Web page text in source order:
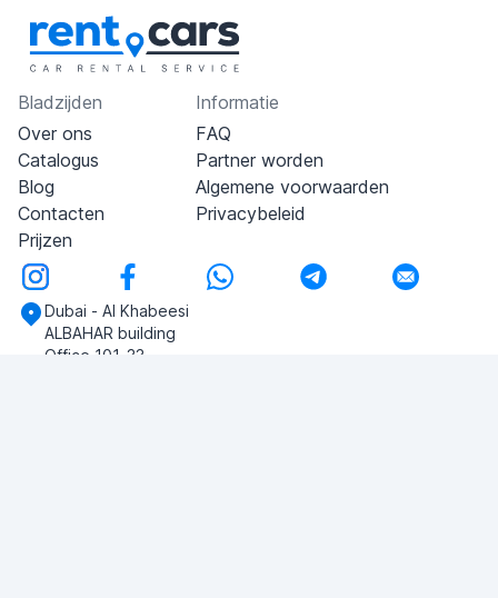
Bladzijden
Over ons
Catalogus
Blog
Contacten
Prijzen
Informatie
FAQ
Partner worden
Algemene voorwaarden
Privacybeleid
Dubai - Al Khabeesi
ALBAHAR building
Office 101-33